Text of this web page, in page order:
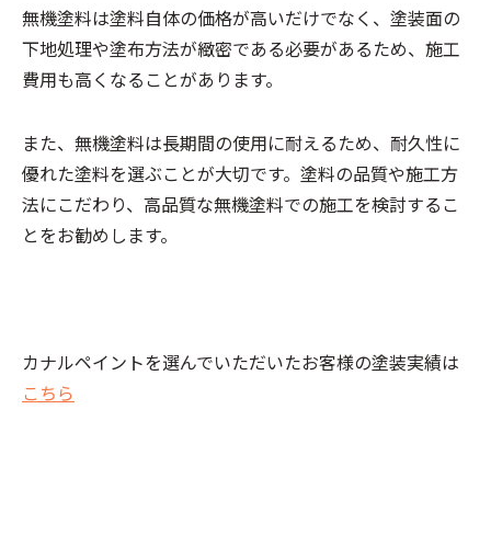
無機塗料は塗料自体の価格が高いだけでなく、塗装面の
下地処理や塗布方法が緻密である必要があるため、施工
費用も高くなることがあります。
また、無機塗料は長期間の使用に耐えるため、耐久性に
優れた塗料を選ぶことが大切です。塗料の品質や施工方
法にこだわり、高品質な無機塗料での施工を検討するこ
とをお勧めします。
カナルペイントを選んでいただいたお客様の塗装実績は
こちら